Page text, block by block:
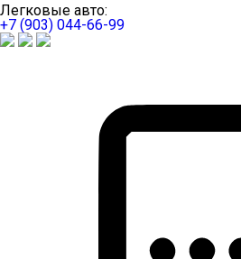
Легковые авто:
+7 (903) 044-66-99